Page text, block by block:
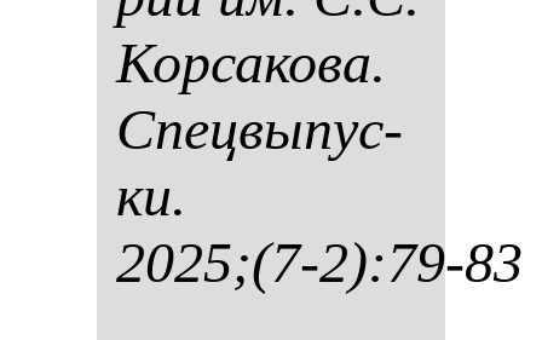
Кор­са­ко­ва.
Спец­вы­пус­
ки.
2025;(7-2):79-83